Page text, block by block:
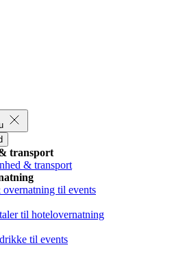
transport
& transport
til events
til hotelovernatning
til events